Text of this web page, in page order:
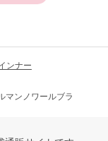
ンナー
マンノワールブラ